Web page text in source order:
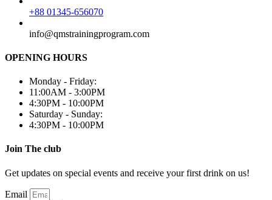
+88 01345-656070
info@qmstrainingprogram.com
OPENING HOURS
Monday - Friday:
11:00AM - 3:00PM
4:30PM - 10:00PM
Saturday - Sunday:
4:30PM - 10:00PM
Join The club
Get updates on special events and receive your first drink on us!
Email